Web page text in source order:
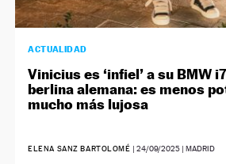
ACTUALIDAD
Vinicius es ‘infiel’ a su BMW
berlina alemana: es menos
mucho más lujosa
ELENA SANZ BARTOLOMÉ | 24/09/2025| MADRID